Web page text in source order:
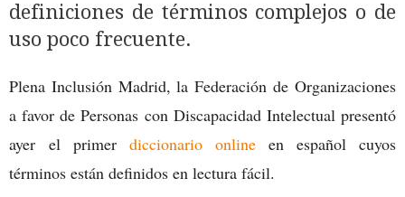
definiciones de términos complejos o de
uso poco frecuente.
Plena Inclusión Madrid, la Federación de Organizaciones
a favor de Personas con Discapacidad Intelectual presentó
ayer el primer diccionario online en español cuyos
términos están definidos en lectura fácil.